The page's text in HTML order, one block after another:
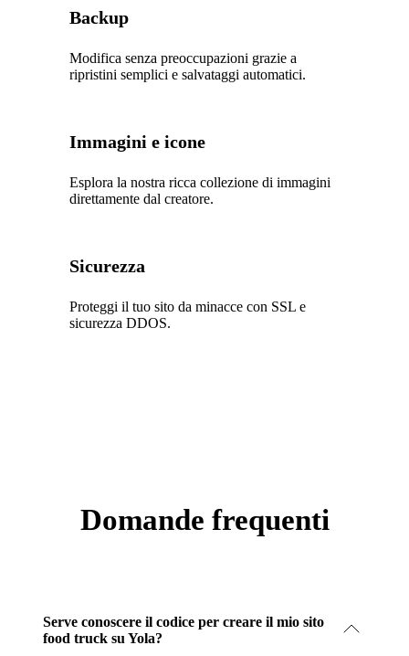
Backup
Modifica senza preoccupazioni grazie a
ripristini semplici e salvataggi automatici.
Immagini e icone
Esplora la nostra ricca collezione di immagini
direttamente dal creatore.
Sicurezza
Proteggi il tuo sito da minacce con SSL e
sicurezza DDOS.
Domande frequenti
Serve conoscere il codice per creare il mio sito
food truck su Yola?